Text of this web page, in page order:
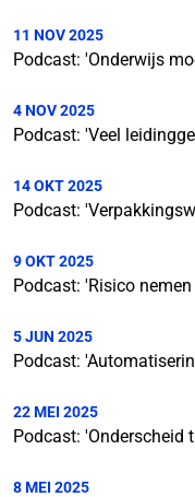
11 NOV 2025
Podcast: 'Onderwijs
4 NOV 2025
Podcast: 'Veel
14 OKT 2025
Podcast:
9 OKT 2025
Podcast: 'Risico
5 JUN 2025
Podcast:
22 MEI 2025
Podcast: 'Onderscheid
8 MEI 2025